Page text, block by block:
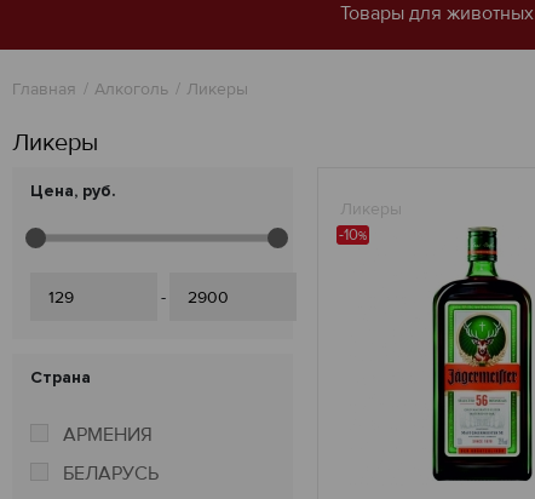
Товары для животных
Главная Алкоголь Ликеры
Ликеры
Цена, руб.
-
Страна
АРМЕНИЯ
БЕЛАРУСЬ
Ликеры
-10%